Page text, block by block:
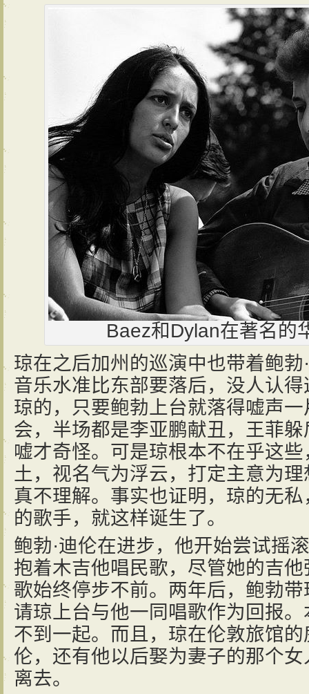
Baez和Dylan在著名的
琼在之后加州的巡演中也带着鲍
音乐水准比东部要落后，没人认
琼的，只要鲍勃上台就落得嘘声
会，半场都是李亚鹏献丑，王菲
嘘才奇怪。可是琼根本不在乎这
土，视名气为浮云，打定主意为
真不理解。事实也证明，琼的无
的歌手，就这样诞生了。
鲍勃·迪伦在进步，他开始尝试摇
抱着木吉他唱民歌，尽管她的吉
歌始终停步不前。两年后，鲍勃
请琼上台与他一同唱歌作为回报
不到一起。而且，琼在伦敦旅馆
伦，还有他以后娶为妻子的那个
离去。